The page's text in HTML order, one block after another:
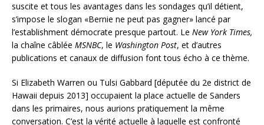
suscite et tous les avantages dans les sondages qu’il détient,
s’impose le slogan «Bernie ne peut pas gagner» lancé par
l’establishment démocrate presque partout. Le New York Times,
la chaîne câblée MSNBC, le Washington Post, et d’autres
publications et canaux de diffusion font tous écho à ce thème.
Si Elizabeth Warren ou Tulsi Gabbard [députée du 2e district de
Hawaii depuis 2013] occupaient la place actuelle de Sanders
dans les primaires, nous aurions pratiquement la même
conversation. C’est la vérité actuelle à laquelle est confronté